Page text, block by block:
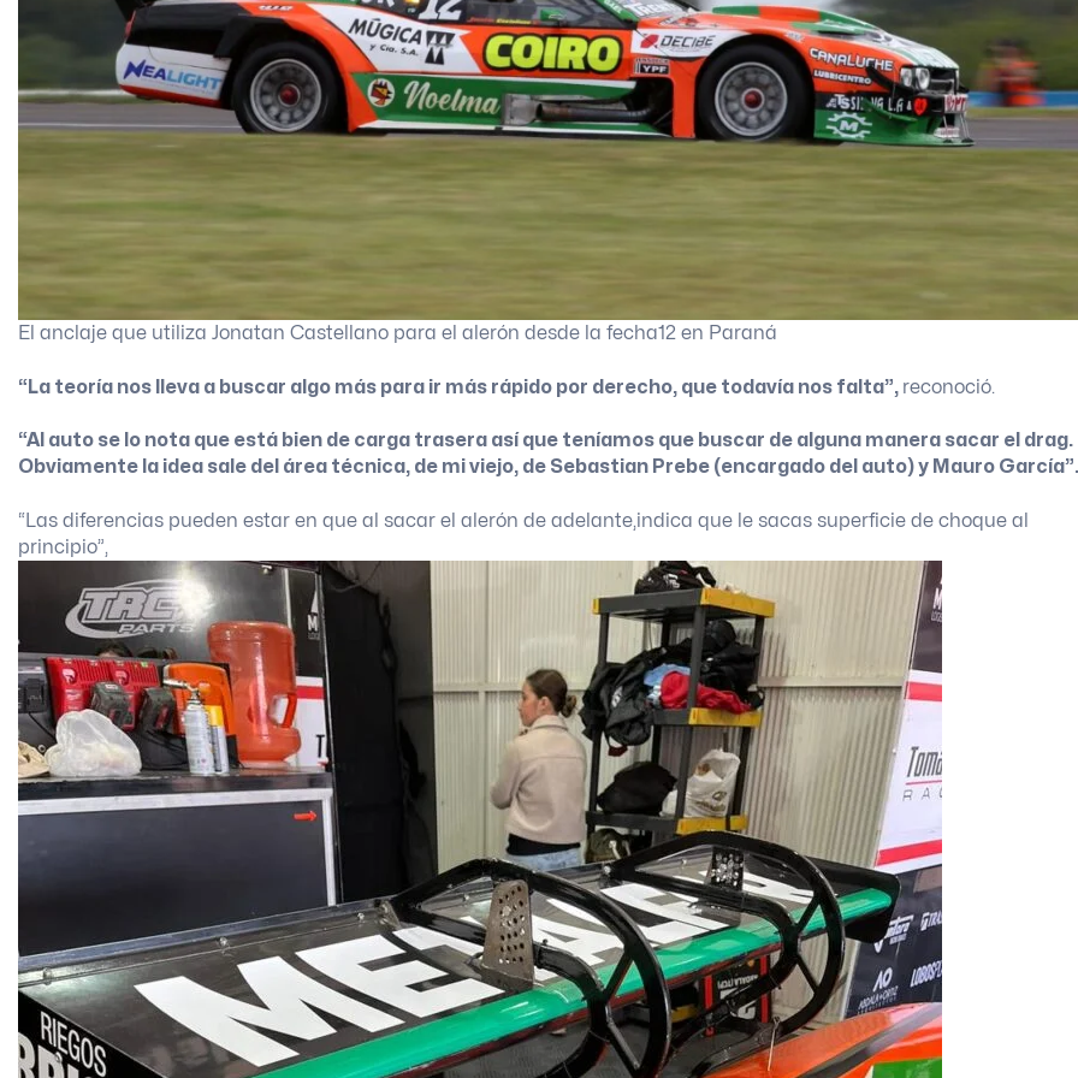
El anclaje que utiliza Jonatan Castellano para el alerón desde la fecha12 en Paraná
“La teoría nos lleva a buscar algo más para ir más rápido por derecho, que todavía nos falta”, reconoció.
“Al auto se lo nota que está bien de carga trasera así que teníamos que buscar de alguna manera sacar el drag.
Obviamente la idea sale del área técnica, de mi viejo, de Sebastian Prebe (encargado del auto) y Mauro García”.
“Las diferencias pueden estar en que al sacar el alerón de adelante,indica que le sacas superficie de choque al
principio”,